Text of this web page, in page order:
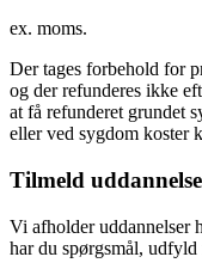
ex. moms.
Der tages forbehold for
og der refunderes ikke
at få refunderet grundet
eller ved sygdom koster
Tilmeld uddannelse
Vi afholder uddannelser
har du spørgsmål,